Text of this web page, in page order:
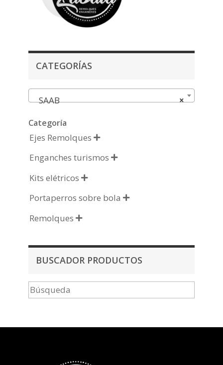
CATEGORÍAS
×
SAAB
Categoría
Ejes Remolques 
Enganches turismos 
Kits elétricos 
Portaperros sobre bola 
Remolques 
BUSCADOR PRODUCTOS